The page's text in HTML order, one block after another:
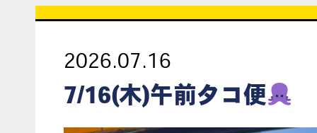
2026.07.16
7/16(木)午前タコ便